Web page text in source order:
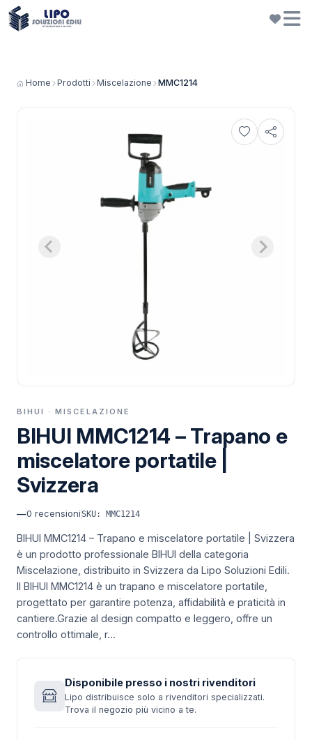
Home Prodotti Miscelazione MMC1214
BIHUI · MISCELAZIONE
BIHUI MMC1214 – Trapano e
miscelatore portatile |
Svizzera
—0 recensioniSKU: MMC1214
BIHUI MMC1214 – Trapano e miscelatore portatile | Svizzera
è un prodotto professionale BIHUI della categoria
Miscelazione, distribuito in Svizzera da Lipo Soluzioni Edili.
Il BIHUI MMC1214 è un trapano e miscelatore portatile,
progettato per garantire potenza, affidabilità e praticità in
cantiere.Grazie al design compatto e leggero, offre un
controllo ottimale, r...
Disponibile presso i nostri rivenditori
Lipo distribuisce solo a rivenditori specializzati.
Trova il negozio più vicino a te.